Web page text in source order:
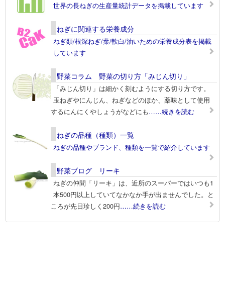
世界の長ねぎの生産量統計データを掲載しています
ねぎに関連する栄養成分
ねぎ類/根深ねぎ/葉/軟白/油いための栄養成分表を掲載
しています
野菜コラム 野菜の切り方「みじん切り」
「みじん切り」は細かく刻むようにする切り方です。
玉ねぎやにんじん、ねぎなどのほか、薬味として使用
するにんにくやしょうがなどにも……続きを読む
ねぎの品種（種類）一覧
ねぎの品種やブランド、種類を一覧で紹介しています
野菜ブログ リーキ
ねぎの仲間「リーキ」は、近所のスーパーではいつも1
本500円以上していてなかなか手が出ませんでした。と
ころが先日珍しく200円……続きを読む